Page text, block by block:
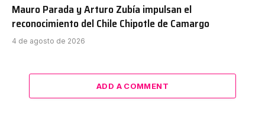
Mauro Parada y Arturo Zubía impulsan el
reconocimiento del Chile Chipotle de Camargo
4 de agosto de 2026
ADD A COMMENT